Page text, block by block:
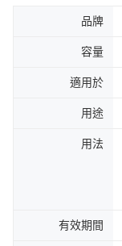
品牌
容量
適用於
用途
用法
有效期間